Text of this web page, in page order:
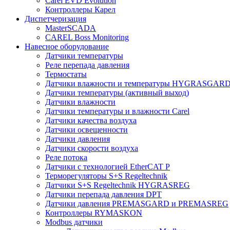
Контроллеры Карел
Диспетчеризация
MasterSCADA
CAREL Boss Monitoring
Навесное оборудование
Датчики температуры
Реле перепада давления
Термостаты
Датчики влажности и температуры
Датчики температуры (активный выход)
Датчики влажности
Датчики температуры и влажности Carel
Датчики качества воздуха
Датчики освещенности
Датчики давления
Датчики скорости воздуха
Реле потока
Датчики с технологией EtherCAT P
Терморегуляторы S+S Regeltechnik
Датчики S+S Regeltechnik HYGRASREG
Датчики перепада давления DPT
Датчики давления PREMASGARD и PREMASREG
Контроллеры RYMASKON
Modbus датчики